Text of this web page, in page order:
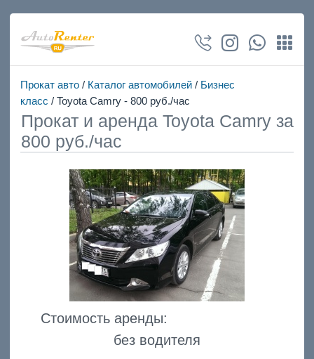
Прокат авто/ Каталог автомобилей/ Бизнес
класс / Toyota Camry - 800 руб./час
Прокат и аренда Toyota Camry за
800 руб./час
Стоимость аренды:
без водителя